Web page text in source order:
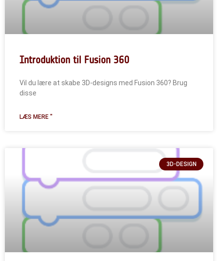
Introduktion til Fusion 360
Vil du lære at skabe 3D-designs med Fusion 360? Brug
disse
LÆS MERE "
3D-DESIGN